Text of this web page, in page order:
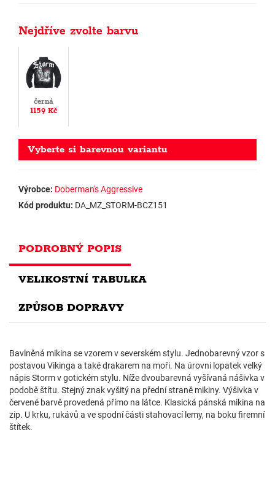
Nejdříve zvolte barvu
černá
1159 Kč
Vyberte si barevnou variantu
Výrobce: Doberman's Aggressive
Kód produktu: DA_MZ_STORM-BCZ151
PODROBNÝ POPIS
VELIKOSTNÍ TABULKA
ZPŮSOB DOPRAVY
Bavlněná mikina se vzorem v severském stylu. Jednobarevný vzor s
postavou Vikinga a také drakarem na moři. Na úrovni lopatek velký
nápis Storm v gotickém stylu. Níže dvoubarevná vyšívaná nášivka v
podobě štítu. Stejný znak vyšitý na přední straně mikiny. Výšivka v
červené barvě provedená přímo na látce. Klasická pánská mikina na
zip. U krku, rukávů a ve spodní části stahovací lemy, na boku firemní
štítek.